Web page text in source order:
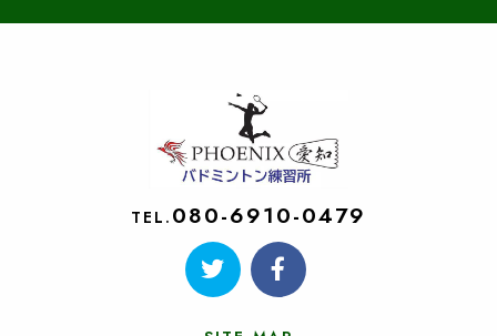
TEL. 080-6910-0479